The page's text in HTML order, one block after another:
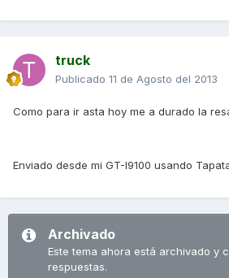
truck
Publicado 11 de Agosto del 2013
Como para ir asta hoy me a durado la
Enviado desde mi GT-I9100 usando
Archivado
Este tema ahora está archivado y
respuestas.